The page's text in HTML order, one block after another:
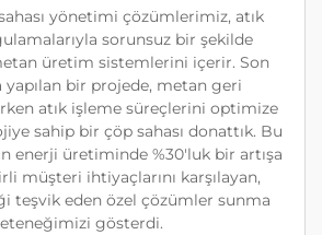
yönetimi çözümlerimiz, atık
sorunsuz bir şekilde
üretim sistemlerini içerir. Son
yapılan bir projede, metan geri
atık işleme süreçlerini optimize
sahip bir çöp sahası donattık. Bu
enerji üretiminde %30'luk bir artışa
müşteri ihtiyaçlarını karşılayan,
teşvik eden özel çözümler sunma
gösterdi.